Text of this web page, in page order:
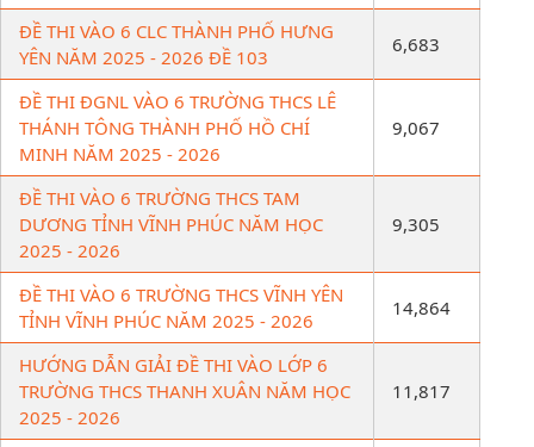
ĐỀ THI VÀO 6 CLC THÀNH PHỐ HƯNG
YÊN NĂM 2025 - 2026 ĐỀ 103
6,683
ĐỀ THI ĐGNL VÀO 6 TRƯỜNG THCS LÊ
THÁNH TÔNG THÀNH PHỐ HỒ CHÍ
MINH NĂM 2025 - 2026
9,067
ĐỀ THI VÀO 6 TRƯỜNG THCS TAM
DƯƠNG TỈNH VĨNH PHÚC NĂM HỌC
2025 - 2026
9,305
ĐỀ THI VÀO 6 TRƯỜNG THCS VĨNH YÊN
TỈNH VĨNH PHÚC NĂM 2025 - 2026
14,864
HƯỚNG DẪN GIẢI ĐỀ THI VÀO LỚP 6
TRƯỜNG THCS THANH XUÂN NĂM HỌC
2025 - 2026
11,817